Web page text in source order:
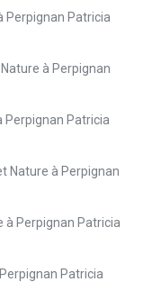
Perpignan Patricia
à Perpignan
Perpignan Patricia
Nature à Perpignan
à Perpignan Patricia
Patricia